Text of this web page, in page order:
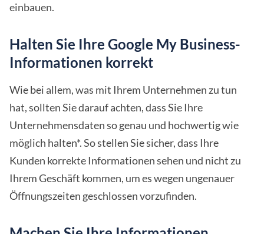
einbauen.
Halten Sie Ihre Google My Business-
Informationen korrekt
Wie bei allem, was mit Ihrem Unternehmen zu tun
hat, sollten Sie darauf achten, dass Sie Ihre
Unternehmensdaten so genau und hochwertig wie
möglich halten*. So stellen Sie sicher, dass Ihre
Kunden korrekte Informationen sehen und nicht zu
Ihrem Geschäft kommen, um es wegen ungenauer
Öffnungszeiten geschlossen vorzufinden.